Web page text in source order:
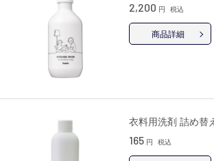
2,200 円 税込
商品詳細
衣料用洗剤 詰め替
165 円 税込